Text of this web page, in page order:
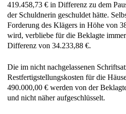
419.458,73 € in Differenz zu dem
der Schuldnerin geschuldet hätte.
Forderung des Klägers in Höhe von
wird, verbliebe für die Beklagte
Differenz von 34.233,88 €.
Die im nicht nachgelassenen
Restfertigstellungskosten für die
490.000,00 € werden von der
und nicht näher aufgeschlüsselt.